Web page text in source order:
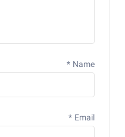
Name
*
Email
*